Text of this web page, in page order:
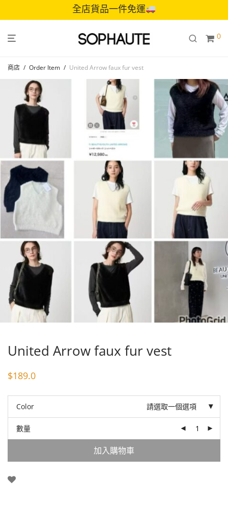
全店貨品一件免運
0
商店 / Order Item / United Arrow faux fur vest
United Arrow faux fur vest
$189.0
Color 請選取一個選項
數量
加入購物車